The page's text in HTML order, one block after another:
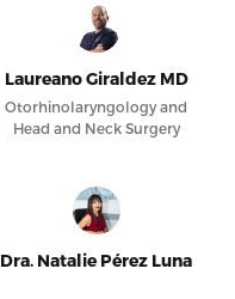
Laureano Giraldez MD
Otorhinolaryngology and
Head and Neck Surgery
Dra. Natalie Pérez Luna